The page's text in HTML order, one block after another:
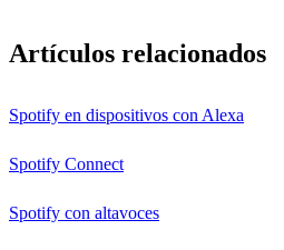
Artículos relacionados
Spotify en dispositivos con Alexa
Spotify Connect
Spotify con altavoces